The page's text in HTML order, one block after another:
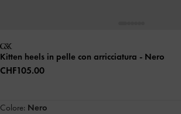
Kitten heels in pelle con arricciatura - Nero
CHF105.00
Colore: Nero